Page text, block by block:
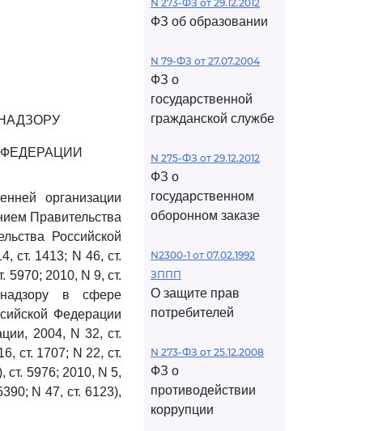
организации
Правительства
Российской
ст. 1413; N 46, ст.
5970; 2010, N 9, ст.
в сфере
Федерации
2004, N 32, ст.
ст. 1707; N 22, ст.
ст. 5976; 2010, N 5,
N 47, ст. 6123),
N 273-ФЗ от 29.12.2012
ФЗ об образовании
N 79-ФЗ от 27.07.2004
ФЗ о
государственной
гражданской службе
N 275-ФЗ от 29.12.2012
ФЗ о
государственном
оборонном заказе
N2300-1 от 07.02.1992
ЗППП
О защите прав
потребителей
N 273-ФЗ от 25.12.2008
ФЗ о
противодействии
коррупции